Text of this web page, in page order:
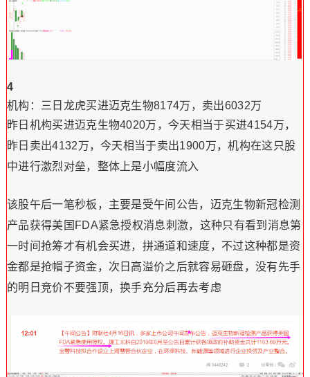
4
机构：
三日龙虎买进迈克生物8174万，卖出6032万
昨日机构买进迈克生物4020万，今天相当于买进4154万，
昨日卖出4132万，今天相当于卖出1900万，机构在这只股
中进行激烈对垒，整体上是小幅度流入
该股午后一笔秒板，主要是受午间公告，迈克生物新冠检测
产品获得美国FDA紧急授权消息刺激，这种只有看到消息第
一时间抢筹才有机会买进，拼通道和速度，不过这种都是资
金都是抢帽子资金，次日高溢价之后就容易砸盘，没有先手
的明日竞价不要强顶，换手充分后再去考虑